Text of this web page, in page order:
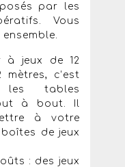
par les
Vous
à jeux de 12
c’est
tables
à bout. Il
à votre
de jeux
: des jeux